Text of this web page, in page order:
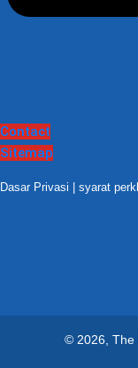
Contact
Sitemap
Dasar Privasi syarat
© 2026, The